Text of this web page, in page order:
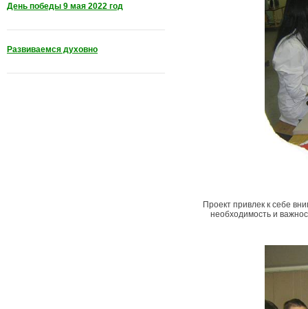
День победы 9 мая 2022 год
Развиваемся духовно
Проект привлек к себе
необходимость и